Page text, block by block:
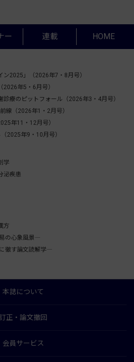
ー 連載 HOME
ン2025」（2026年7・8月号）
年5・6月号）
診療のピットフォール（2026年3・4月号）
線（2026年1・2月号）
年11・12月号）
2025年9・10月号）
学
泌疾患
方
の心象風景―
徹す論文読解学―
本誌について
訂正・論文撤回
会員サービス